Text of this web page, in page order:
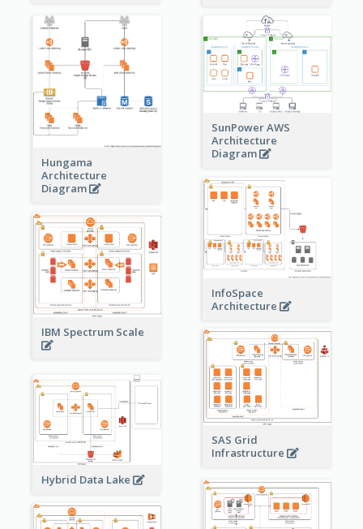
Hungama
Architecture
Diagram
SunPower AWS
Architecture
Diagram
InfoSpace
Architecture
IBM Spectrum Scale
SAS Grid
Infrastructure
Hybrid Data Lake